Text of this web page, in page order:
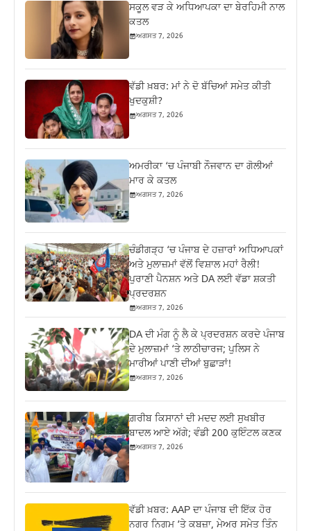
ਸਕੂਲ ਵੜ ਕੇ ਅਧਿਆਪਕਾ ਦਾ ਬੇਰਹਿਮੀ ਨਾਲ
ਕਤਲ
ਅਗਸਤ 7, 2026
ਵੱਡੀ ਖ਼ਬਰ: ਮਾਂ ਨੇ ਦੋ ਬੱਚਿਆਂ ਸਮੇਤ ਕੀਤੀ
ਖੁਦਕੁਸ਼ੀ?
ਅਗਸਤ 7, 2026
ਅਮਰੀਕਾ ‘ਚ ਪੰਜਾਬੀ ਨੌਜਵਾਨ ਦਾ ਗੋਲੀਆਂ
ਮਾਰ ਕੇ ਕਤਲ
ਅਗਸਤ 7, 2026
ਚੰਡੀਗੜ੍ਹ ‘ਚ ਪੰਜਾਬ ਦੇ ਹਜ਼ਾਰਾਂ ਅਧਿਆਪਕਾਂ
ਅਤੇ ਮੁਲਾਜ਼ਮਾਂ ਵੱਲੋਂ ਵਿਸ਼ਾਲ ਮਹਾਂ ਰੈਲੀ!
ਪੁਰਾਣੀ ਪੈਨਸ਼ਨ ਅਤੇ DA ਲਈ ਵੱਡਾ ਸ਼ਕਤੀ
ਪ੍ਰਦਰਸ਼ਨ
ਅਗਸਤ 7, 2026
DA ਦੀ ਮੰਗ ਨੂੰ ਲੈ ਕੇ ਪ੍ਰਦਰਸ਼ਨ ਕਰਦੇ ਪੰਜਾਬ
ਦੇ ਮੁਲਾਜ਼ਮਾਂ ‘ਤੇ ਲਾਠੀਚਾਰਜ; ਪੁਲਿਸ ਨੇ
ਮਾਰੀਆਂ ਪਾਣੀ ਦੀਆਂ ਬੁਛਾੜਾਂ!
ਅਗਸਤ 7, 2026
ਗ਼ਰੀਬ ਕਿਸਾਨਾਂ ਦੀ ਮਦਦ ਲਈ ਸੁਖਬੀਰ
ਬਾਦਲ ਆਏ ਅੱਗੇ; ਵੰਡੀ 200 ਕੁਇੰਟਲ ਕਣਕ
ਅਗਸਤ 7, 2026
ਵੱਡੀ ਖ਼ਬਰ: AAP ਦਾ ਪੰਜਾਬ ਦੀ ਇੱਕ ਹੋਰ
ਨਗਰ ਨਿਗਮ ‘ਤੇ ਕਬਜ਼ਾ, ਮੇਅਰ ਸਮੇਤ ਤਿੰਨ